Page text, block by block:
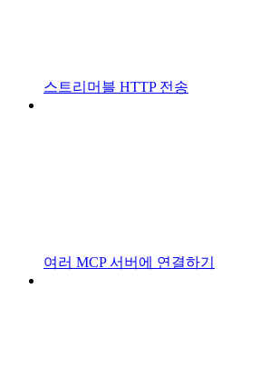
스트리머블 HTTP 전송
여러 MCP 서버에 연결하기